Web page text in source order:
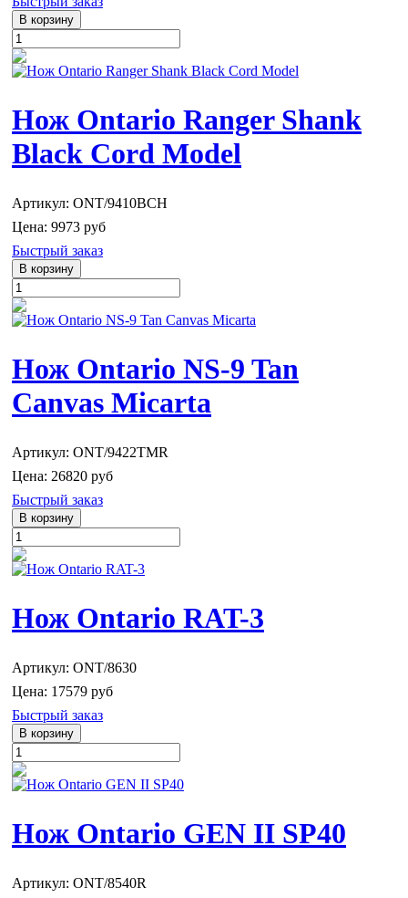
Нож Ontario Ranger Shank
Black Cord Model
Артикул: ONT/9410BCH
Цена: 9973 руб
Быстрый заказ
Нож Ontario NS-9 Tan
Canvas Micarta
Артикул: ONT/9422TMR
Цена: 26820 руб
Быстрый заказ
Нож Ontario RAT-3
Артикул: ONT/8630
Цена: 17579 руб
Быстрый заказ
Нож Ontario GEN II SP40
Артикул: ONT/8540R